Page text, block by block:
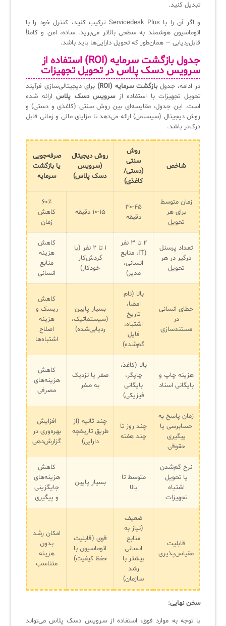
تبدیل کنید.
و اگر آن را با Servicedesk Plus ترکیب کنید، کنترل خود را با
اتوماسیون هوشمند به سطحی بالاتر می‌برید. ساده، امن و کاملاً
قابل‌ردیابی — همان‌طور که تحویل دارایی‌ها باید باشد.
جدول بازگشت سرمایه (ROI) استفاده از
سرویس دسک پلاس در تحویل تجهیزات
در ادامه، جدولبازگشت سرمایه (ROI)
برای دیجیتالی‌سازی فرآیند
تحویل تجهیزات با استفاده ازسرویس دسک پلاس ارائه شده
است. این جدول، مقایسه‌ای بین روش سنتی (کاغذی و دستی) و
روش دیجیتال (سیستمی) ارائه می‌دهد تا مزایای مالی و زمانی قابل
درک‌تر باشد.
شاخص
روش
سنتی
(دستی/
کاغذی)
روش دیجیتال
(سرویس
دسک پلاس)
صرفه‌جویی
یا بازگشت
سرمایه
زمان متوسط
برای هر
تحویل
۳۰-۴۵
دقیقه
۱۰-۱۵ دقیقه
۶۰٪
کاهش
زمان
تعداد پرسنل
درگیر در هر
تحویل
۲ تا ۳ نفر
(IT، منابع
انسانی،
مدیر)
۱ تا ۲ نفر (با
گردش‌کار
خودکار)
کاهش
هزینه
منابع
انسانی
خطای انسانی
در
مستندسازی
بالا (نام
امضا،
تاریخ
اشتباه،
فایل
گم‌شده)
بسیار پایین
(سیستماتیک،
ردیابی‌شده)
کاهش
ریسک و
هزینه
اصلاح
اشتباه‌ها
هزینه چاپ و
بایگانی اسناد
بالا (کاغذ،
چاپگر،
بایگانی
فیزیکی)
صفر یا نزدیک
به صفر
کاهش
هزینه‌های
مصرفی
زمان پاسخ به
حسابرسی یا
پیگیری
حقوقی
چند روز تا
چند هفته
چند ثانیه (از
طریق تاریخچه
دارایی)
افزایش
بهره‌وری در
گزارش‌دهی
نرخ گم‌شدن
یا تحویل
اشتباه
تجهیزات
متوسط تا
بالا
بسیار پایین
کاهش
هزینه‌های
جایگزینی
و پیگیری
قابلیت
مقیاس‌پذیری
ضعیف
(نیاز به
منابع
انسانی
بیشتر با
رشد
سازمان)
قوی (قابلیت
اتوماسیون با
حفظ کیفیت)
امکان رشد
بدون
هزینه
متناسب
سخن نهایی:
با توجه به موارد فوق، استفاده از سرویس دسک پلاس می‌تواند